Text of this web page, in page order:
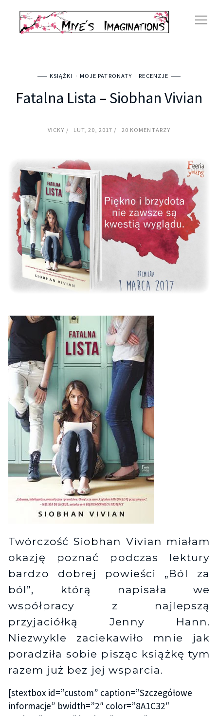
KSIĄŻKI MOJE PATRONATY RECENZJE
Fatalna Lista – Siobhan Vivian
VICKY LUT, 20, 2017 20 KOMENTARZY
Twórczość Siobhan Vivian miałam
okazję poznać podczas lektury
bardzo dobrej powieści „Ból za
ból”, którą napisała we
współpracy z najlepszą
przyjaciółką Jenny Hann.
Niezwykle zaciekawiło mnie jak
poradziła sobie pisząc książkę tym
razem już bez jej wsparcia.
[stextbox id=”custom” caption=”Szczegółowe
informacje” bwidth=”2″ color=”8A1C32″